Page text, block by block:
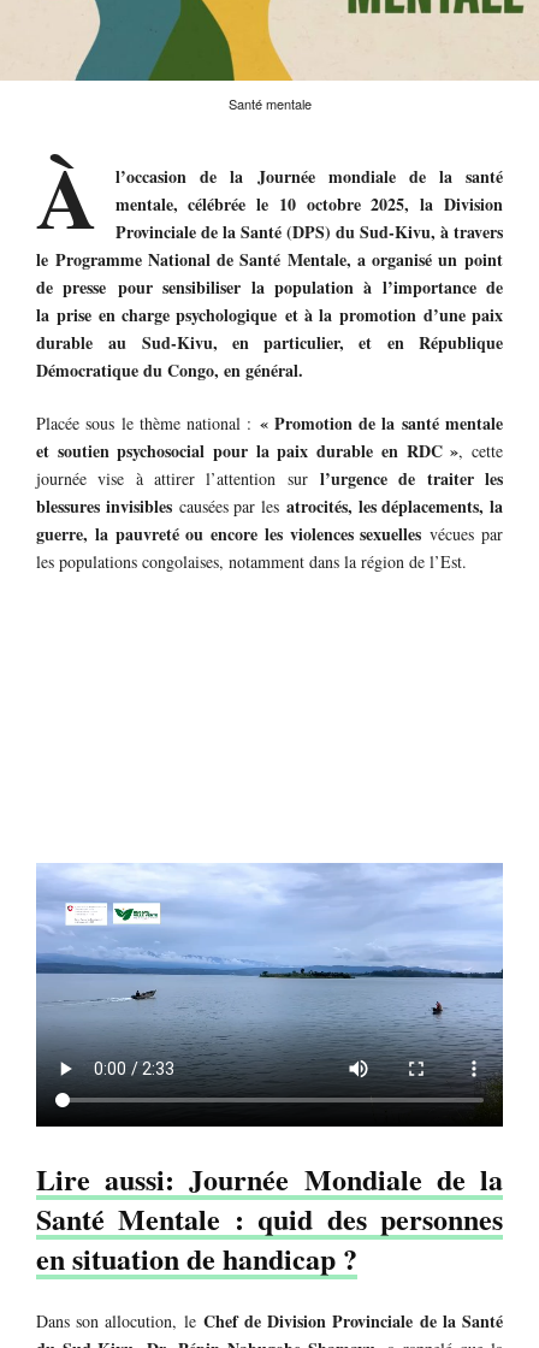
Santé mentale
À
l’occasion de la Journée mondiale de la santé
mentale, célébrée le 10 octobre 2025, la Division
Provinciale de la Santé (DPS) du Sud-Kivu, à travers
le Programme National de Santé Mentale, a organisé un point
de presse pour sensibiliser la population à l’importance de
la prise en charge psychologique et à la promotion d’une paix
durable au Sud-Kivu, en particulier, et en République
Démocratique du Congo, en général.
Placée sous le thème national : « Promotion de la santé mentale
et soutien psychosocial pour la paix durable en RDC », cette
journée vise à attirer l’attention sur l’urgence de traiter les
blessures invisiblescausées par les atrocités, les déplacements, la
guerre, la pauvreté ou encore les violences sexuelles vécues par
les populations congolaises, notamment dans la région de l’Est.
Lire aussi: Journée Mondiale de la
Santé Mentale : quid des personnes
en situation de handicap ?
Dans son allocution, le Chef de Division Provinciale de la Santé